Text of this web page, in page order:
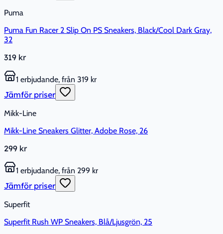
Puma
Puma Fun Racer 2 Slip On PS Sneakers, Black/Cool Dark Gray,
32
319 kr
1 erbjudande, från 319 kr
Jämför priser
Mikk-Line
Mikk-Line Sneakers Glitter, Adobe Rose, 26
299 kr
1 erbjudande, från 299 kr
Jämför priser
Superfit
Superfit Rush WP Sneakers, Blå/Ljusgrön, 25